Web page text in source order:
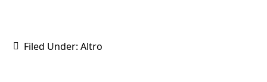
Filed Under:Altro